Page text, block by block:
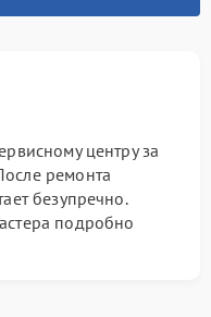
центру за
ремонта
безупречно.
подробно